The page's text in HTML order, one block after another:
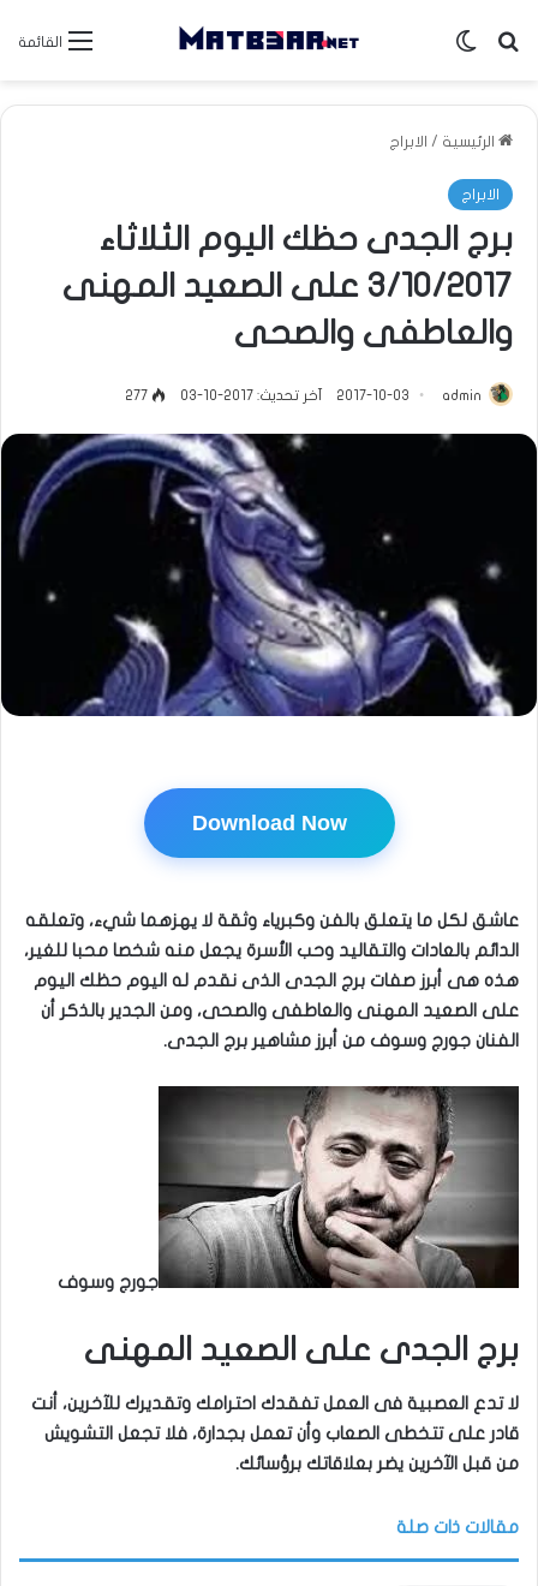
القائمة بحث عنالوضع المظلم
الرئيسية / الابراج
الابراج
برج الجدى حظك اليوم الثلاثاء
3/10/2017 على الصعيد المهنى
والعاطفى والصحى
admin
2017-10-03 آخر تحديث: 2017-10-03 277
Download Now
عاشق لكل ما يتعلق بالفن وكبرياء وثقة لا يهزهما شيء، وتعلقه
الدائم بالعادات والتقاليد وحب الأسرة يجعل منه شخصا محبا للغير،
هذه هى أبرز صفات برج الجدى الذى نقدم له اليوم حظك اليوم
على الصعيد المهنى والعاطفى والصحى، ومن الجدير بالذكر أن
الفنان جورج وسوف من أبرز مشاهير برج الجدى.
جورج وسوف
برج الجدى على الصعيد المهنى
لا تدع العصبية فى العمل تفقدك احترامك وتقديرك للآخرين، أنت
قادر على تتخطى الصعاب وأن تعمل بجدارة، فلا تجعل التشويش
من قبل الآخرين يضر بعلاقاتك برؤسائك.
مقالات ذات صلة